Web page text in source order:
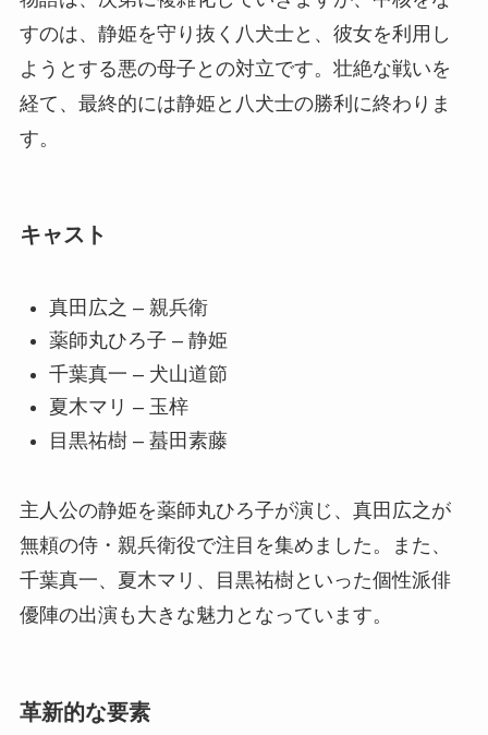
すのは、静姫を守り抜く八犬士と、彼女を利用し
ようとする悪の母子との対立です。壮絶な戦いを
経て、最終的には静姫と八犬士の勝利に終わりま
す。
キャスト
真田広之 – 親兵衛
薬師丸ひろ子 – 静姫
千葉真一 – 犬山道節
夏木マリ – 玉梓
目黒祐樹 – 蟇田素藤
主人公の静姫を薬師丸ひろ子が演じ、真田広之が
無頼の侍・親兵衛役で注目を集めました。また、
千葉真一、夏木マリ、目黒祐樹といった個性派俳
優陣の出演も大きな魅力となっています。
革新的な要素